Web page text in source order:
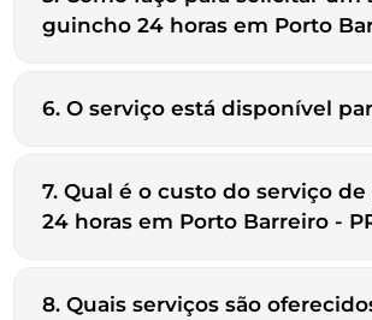
guincho 24 horas em Porto
6. O serviço está disponível
7. Qual é o custo do serviço
24 horas em Porto Barreiro -
8. Quais serviços são